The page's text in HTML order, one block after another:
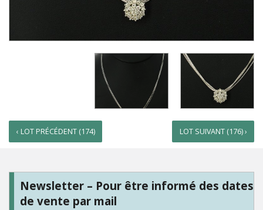
‹ LOT PRÉCÉDENT (174) LOT SUIVANT (176) ›
Newsletter – Pour être informé des dates
de vente par mail